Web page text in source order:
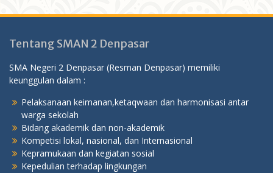
Tentang SMAN 2 Denpasar
SMA Negeri 2 Denpasar (Resman Denpasar) memiliki
keunggulan dalam :
Pelaksanaan keimanan,ketaqwaan dan harmonisasi antar
warga sekolah
Bidang akademik dan non-akademik
Kompetisi lokal, nasional, dan Internasional
Kepramukaan dan kegiatan sosial
Kepedulian terhadap lingkungan